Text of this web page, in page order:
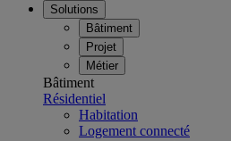
Solutions
Bâtiment
Projet
Métier
Bâtiment
Résidentiel
Habitation
Logement connecté